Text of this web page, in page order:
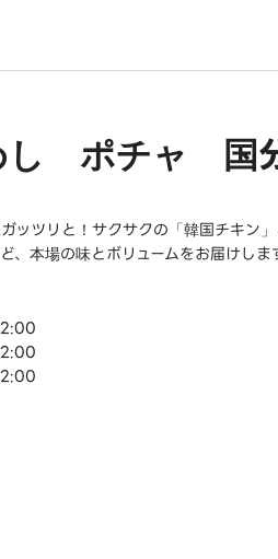
し ポチャ 国
ッツリと！サクサクの「韓国チキン
、本場の味とボリュームをお届けしま